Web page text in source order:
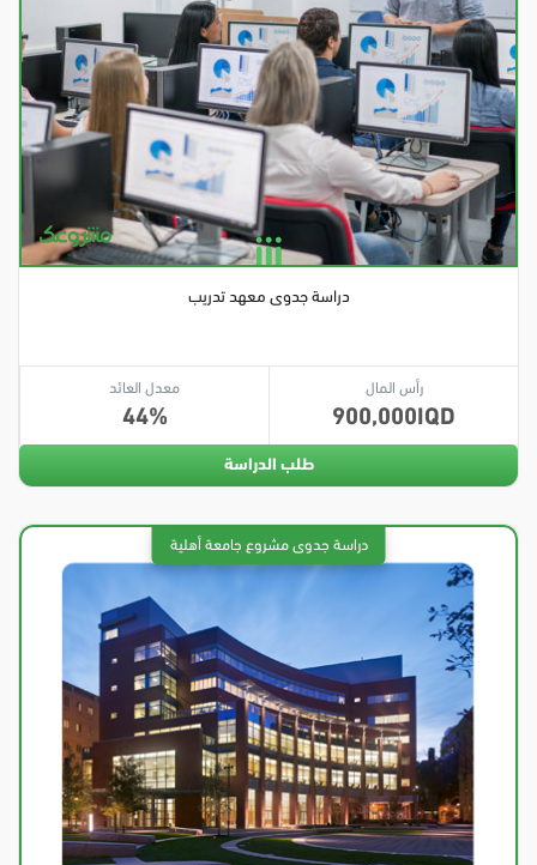
دراسة جدوى معهد تدريب
رأس المال
900,000
معدل العائد
44
طلب الدراسة